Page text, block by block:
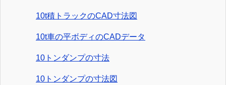
10t積トラックのCAD寸法図
10t車の平ボディのCADデータ
10トンダンプの寸法
10トンダンプの寸法図